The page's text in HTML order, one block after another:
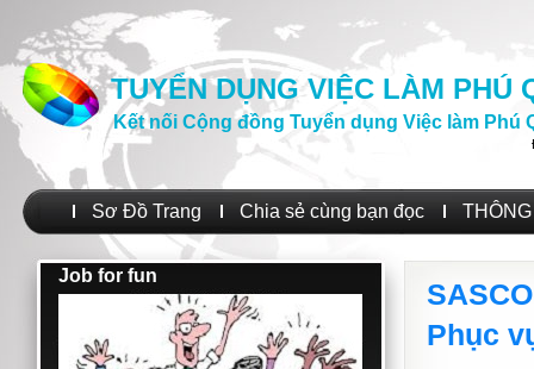
TUYỂN DỤNG VIỆC LÀM PHÚ
Kết nối Cộng đồng Tuyển dụng Việc làm Phú
Sơ Đồ Trang Chia sẻ cùng bạn đọc
Job for fun
Phục